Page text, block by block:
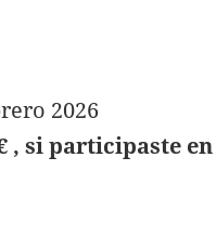
2026
, si participaste en